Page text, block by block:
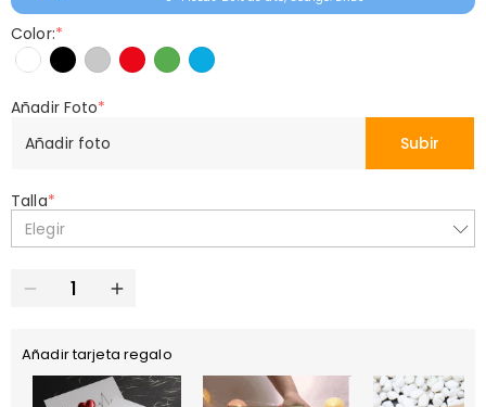
Color:*
Añadir Foto*
Añadir foto
Subir
Talla*
Elegir
Añadir tarjeta regalo